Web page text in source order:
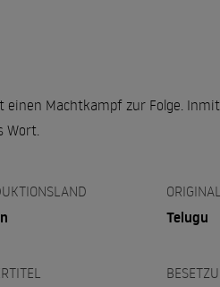
einen Machtkampf zur Folge.
Wort.
Telugu